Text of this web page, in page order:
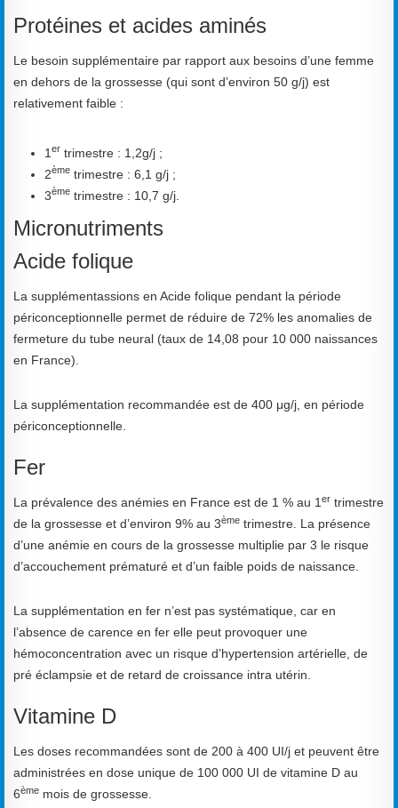
Protéines et acides aminés
Le besoin supplémentaire par rapport aux besoins d’une femme
en dehors de la grossesse (qui sont d’environ 50 g/j) est
relativement faible :
1 er trimestre : 1,2g/j ;
2ème trimestre : 6,1 g/j ;
3ème trimestre : 10,7 g/j.
Micronutriments
Acide folique
La supplémentassions en Acide folique pendant la période
périconceptionnelle permet de réduire de 72% les anomalies de
fermeture du tube neural (taux de 14,08 pour 10 000 naissances
en France).
La supplémentation recommandée est de 400 μg/j, en période
périconceptionnelle.
Fer
La prévalence des anémies en France est de 1 % au 1 er trimestre
de la grossesse et d’environ 9% au 3ème trimestre. La présence
d’une anémie en cours de la grossesse multiplie par 3 le risque
d’accouchement prématuré et d’un faible poids de naissance.
La supplémentation en fer n’est pas systématique, car en
l’absence de carence en fer elle peut provoquer une
hémoconcentration avec un risque d’hypertension artérielle, de
pré éclampsie et de retard de croissance intra utérin.
Vitamine D
Les doses recommandées sont de 200 à 400 UI/j et peuvent être
administrées en dose unique de 100 000 UI de vitamine D au
6ème mois de grossesse.